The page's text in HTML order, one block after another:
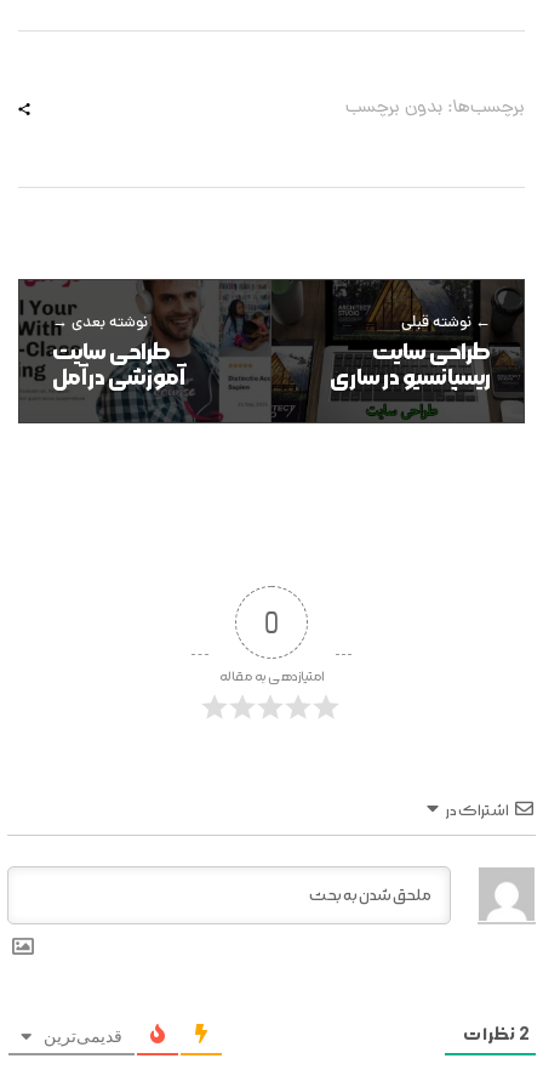
برچسب‌ها: بدون برچسب
نوشته قبلی
طراحی سایت
ریسپانسیو در ساری
نوشته بعدی
طراحی سایت
آموزشی در آمل
0
امتیازدهی به مقاله
اشتراک در
2 نظرات قدیمی‌ترین